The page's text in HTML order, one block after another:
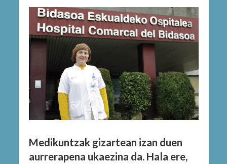
Medikuntzak gizartean izan duen
aurrerapena ukaezina da. Hala ere,